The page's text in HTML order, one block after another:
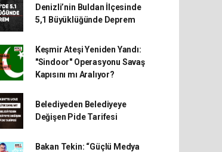
Denizli’nin Buldan İlçesinde
5,1 Büyüklüğünde Deprem
Keşmir Ateşi Yeniden Yandı:
"Sindoor" Operasyonu Savaş
Kapısını mı Aralıyor?
Belediyeden Belediyeye
Değişen Pide Tarifesi
Bakan Tekin: “Güçlü Medya